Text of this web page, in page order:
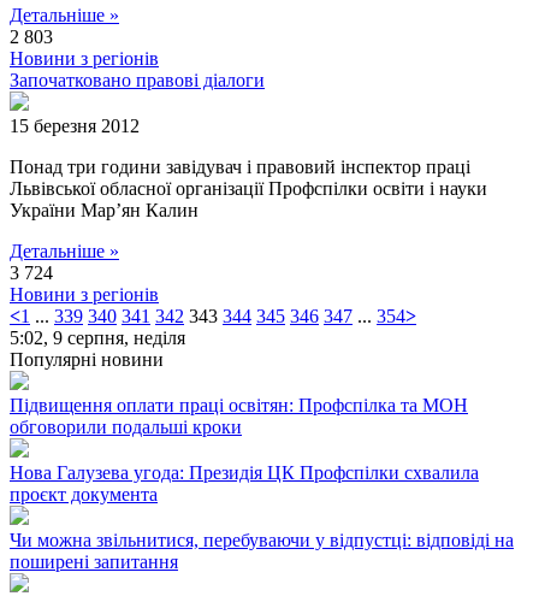
Детальніше »
2 803
Новини з регіонів
Започатковано правові діалоги
15 березня 2012
Понад три години завідувач і правовий інспектор праці
Львівської обласної організації Профспілки освіти і науки
України Мар’ян Калин
Детальніше »
3 724
Новини з регіонів
<1 ... 339 340 341 342 343 344 345 346 347 ... 354>
5:02, 9 серпня, неділя
Популярні новини
Підвищення оплати праці освітян: Профспілка та МОН
обговорили подальші кроки
Нова Галузева угода: Президія ЦК Профспілки схвалила
проєкт документа
Чи можна звільнитися, перебуваючи у відпустці: відповіді на
поширені запитання